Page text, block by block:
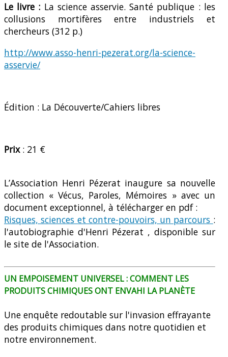
Le livre : La science asservie. Santé publique : les
collusions mortifères entre industriels et
chercheurs (312 p.)
http://www.asso-henri-pezerat.org/la-science-
asservie/
Édition : La Découverte/Cahiers libres
Prix: 21 €
L’Association Henri Pézerat inaugure sa nouvelle
collection « Vécus, Paroles, Mémoires » avec un
document exceptionnel, à télécharger en pdf :
Risques, sciences et contre-pouvoirs, un parcours :
l'autobiographie d'Henri Pézerat , disponible sur
le site de l'Association.
UN EMPOISEMENT UNIVERSEL : COMMENT LES
PRODUITS CHIMIQUES ONT ENVAHI LA PLANÈTE
Une enquête redoutable sur l'invasion effrayante
des produits chimiques dans notre quotidien et
notre environnement.